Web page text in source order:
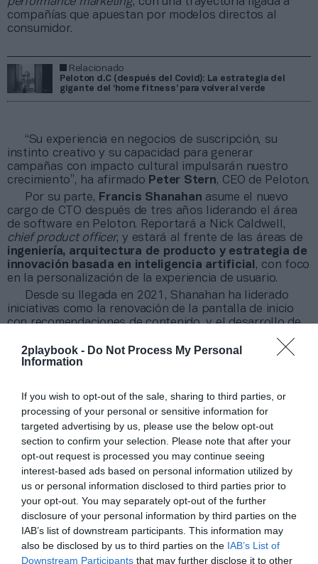
2playbook - Do Not Process My Personal
Information
If you wish to opt-out of the sale, sharing to third parties, or
processing of your personal or sensitive information for
targeted advertising by us, please use the below opt-out
section to confirm your selection. Please note that after your
opt-out request is processed you may continue seeing
interest-based ads based on personal information utilized by
us or personal information disclosed to third parties prior to
your opt-out. You may separately opt-out of the further
disclosure of your personal information by third parties on the
IAB’s list of downstream participants. This information may
also be disclosed by us to third parties on the IAB’s List of
Downstream Participants that may further disclose it to other
compañías que apuestan por modelos directos al
consumidor.
Relacionado
Peloton d.C (después del Covid): La estrategia del
gigante del ‘home fitness’ para volver al verde
“Su experiencia en negocios de suscripción, su
instinto creativo y su capacidad para generar
campañas con impacto cultural impulsarán nuestro
crecimiento”, ha afirmado Peter Stern, CEO de Peloton.
Por su parte, Francis Shanahan asume el nuevo
cargo de CTO después de tres años liderando el área
de software en Peloton. Reportará a Nick Caldwell,
chief product officer, y estará al frente de las áreas de
ingeniería, arquitectura de producto y estrategia de
innovación basada en inteligencia artificial , con foco
en la personalización de la experiencia de usuario.
Desde su llegada en 2021, Shanahan ha liderado
iniciativas como la renovación de la pantalla de inicio
con recomendaciones de contenido, y el desarrollo de
Objetivos de Ritmo, que buscan facilitar el acceso al
contenido y mejorar los resultados de los usuarios.
entrenamiento de resistencia como parte de su
identidad”, ha destacadoCaldwell.
Estos cambios se producen en un momento de
transformación para Peloton, que en el último año ha
acelerado su transición desde una compañía de
hardware hacia un ecosistema centrado encontenido,
apps y suscripción digital, con foco en mejorar la
rentabilidad y retener a sus comunidades de usuarios.
¿Quieres saber más de la industria del fitness?